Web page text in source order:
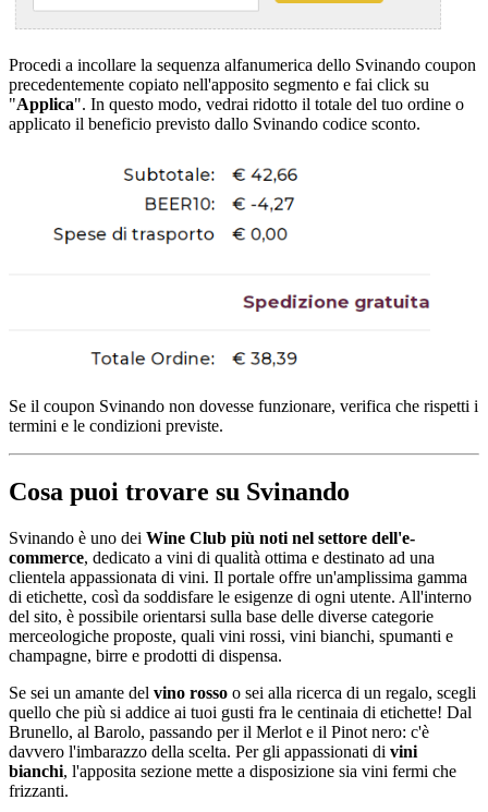
Procedi a incollare la sequenza alfanumerica dello Svinando coupon
precedentemente copiato nell'apposito segmento e fai click su
"Applica". In questo modo, vedrai ridotto il totale del tuo ordine o
applicato il beneficio previsto dallo Svinando codice sconto.
Se il coupon Svinando non dovesse funzionare, verifica che rispetti i
termini e le condizioni previste.
Cosa puoi trovare su Svinando
Svinando è uno dei Wine Club più noti nel settore dell'e-
commerce, dedicato a vini di qualità ottima e destinato ad una
clientela appassionata di vini. Il portale offre un'amplissima gamma
di etichette, così da soddisfare le esigenze di ogni utente. All'interno
del sito, è possibile orientarsi sulla base delle diverse categorie
merceologiche proposte, quali vini rossi, vini bianchi, spumanti e
champagne, birre e prodotti di dispensa.
Se sei un amante del vino rosso o sei alla ricerca di un regalo, scegli
quello che più si addice ai tuoi gusti fra le centinaia di etichette! Dal
Brunello, al Barolo, passando per il Merlot e il Pinot nero: c'è
davvero l'imbarazzo della scelta. Per gli appassionati di vini
bianchi, l'apposita sezione mette a disposizione sia vini fermi che
frizzanti.